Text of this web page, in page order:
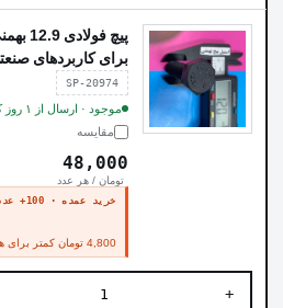
پیچ
برای کاربردهای
SP-20974
موجود · ارسال از ۱ روز کاری
مقایسه
48,000
تومان / هر عدد
خرید عمده · 100+ عدد
4,800 تومان کمتر برای هر عدد
+